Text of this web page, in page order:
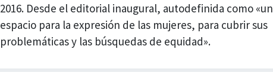
2016. Desde el editorial inaugural, autodefinida como «un
espacio para la expresión de las mujeres, para cubrir sus
problemáticas y las búsquedas de equidad».